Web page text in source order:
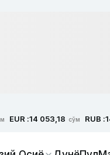
EUR :14 053,18 сўм RUB :